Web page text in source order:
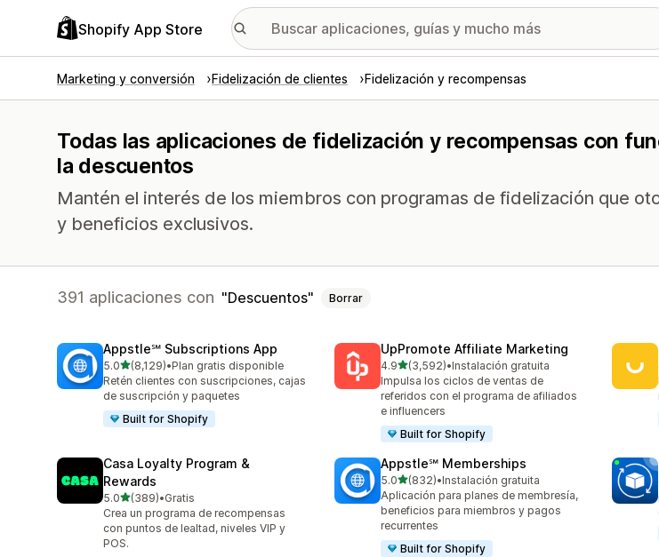
Shopify App Store
Marketing y conversión Fidelización de clientes Fidelización y recompensas
Todas las aplicaciones de fidelización y recompensas con
la descuentos
Mantén el interés de los miembros con programas de fidelización que
y beneficios exclusivos.
391 aplicaciones con Descuentos Borrar
Appstle℠ Subscriptions App
5.0de 5 estrellas
(8,129)
8129 reseñas en total
•Plan gratis disponible
Retén clientes con suscripciones, cajas
de suscripción y paquetes
Built for Shopify
UpPromote Affiliate Marketing
4.9de 5 estrellas
(3,592)
3592 reseñas en total
•Instalación gratuita
Impulsa los ciclos de ventas de
referidos con el programa de afiliados
e influencers
Built for Shopify
Casa Loyalty Program &
Rewards
5.0de 5 estrellas
(389)
389 reseñas en total
•Gratis
Crea un programa de recompensas
con puntos de lealtad, niveles VIP y
POS.
Appstle℠ Memberships
5.0de 5 estrellas
(832)
832 reseñas en total
•Instalación gratuita
Aplicación para planes de membresía,
beneficios para miembros y pagos
recurrentes
Built for Shopify